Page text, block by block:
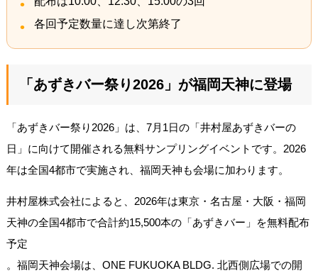
各回予定数量に達し次第終了
「あずきバー祭り2026」が福岡天神に登場
「あずきバー祭り2026」は、7月1日の「井村屋あずきバーの
日」に向けて開催される無料サンプリングイベントです。2026
年は全国4都市で実施され、福岡天神も会場に加わります。
井村屋株式会社によると、2026年は東京・名古屋・大阪・福岡
天神の全国4都市で合計約15,500本の「あずきバー」を無料配布
予定
。福岡天神会場は、ONE FUKUOKA BLDG. 北西側広場での開